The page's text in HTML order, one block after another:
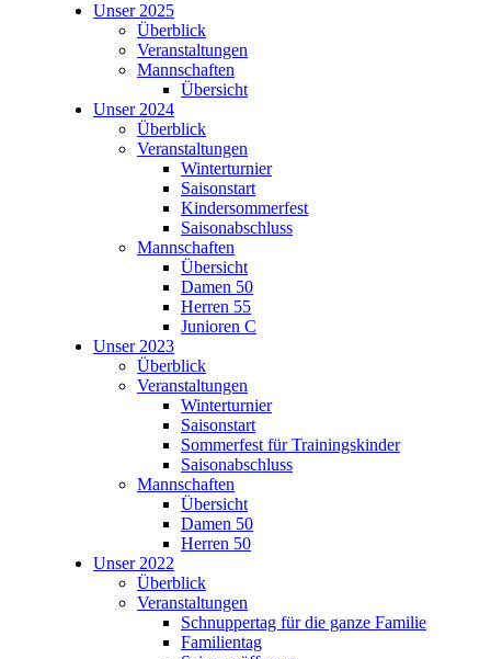
Unser 2025
Überblick
Veranstaltungen
Mannschaften
Übersicht
Unser 2024
Überblick
Veranstaltungen
Winterturnier
Saisonstart
Kindersommerfest
Saisonabschluss
Mannschaften
Übersicht
Damen 50
Herren 55
Junioren C
Unser 2023
Überblick
Veranstaltungen
Winterturnier
Saisonstart
Sommerfest für Trainingskinder
Saisonabschluss
Mannschaften
Übersicht
Damen 50
Herren 50
Unser 2022
Überblick
Veranstaltungen
Schnuppertag für die ganze Familie
Familientag